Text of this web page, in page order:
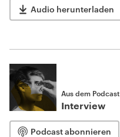
Audio herunterladen
Aus dem Podcast
Interview
Podcast abonnieren